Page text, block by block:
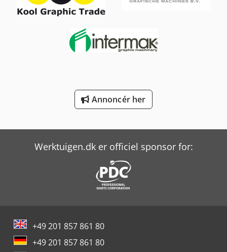
Man Tga 18
Mercedes-Benz Mb Trac
Scherer Feinbau Vdz 220 / Ds
Weinbrenner Tsv 6/3050
Annoncér her
Werktuigen.dk er officiel sponsor for:
+49 201 857 861 80
+49 201 857 861 80